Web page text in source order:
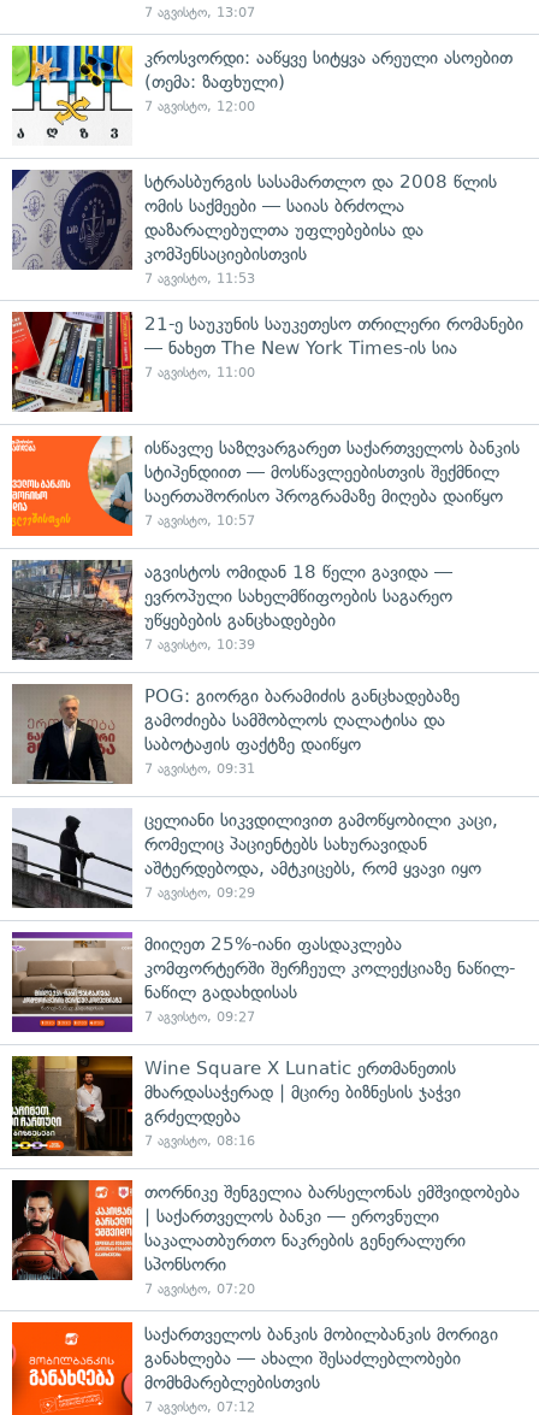
7 აგვისტო, 13:07
კროსვორდი: ააწყვე სიტყვა არეული ასოებით
(თემა: ზაფხული)
7 აგვისტო, 12:00
სტრასბურგის სასამართლო და 2008 წლის
ომის საქმეები — საიას ბრძოლა
დაზარალებულთა უფლებებისა და
კომპენსაციებისთვის
7 აგვისტო, 11:53
21-ე საუკუნის საუკეთესო თრილერი რომანები
— ნახეთ The New York Times-ის სია
7 აგვისტო, 11:00
ისწავლე საზღვარგარეთ საქართველოს ბანკის
სტიპენდიით — მოსწავლეებისთვის შექმნილ
საერთაშორისო პროგრამაზე მიღება დაიწყო
7 აგვისტო, 10:57
აგვისტოს ომიდან 18 წელი გავიდა —
ევროპული სახელმწიფოების საგარეო
უწყებების განცხადებები
7 აგვისტო, 10:39
POG: გიორგი ბარამიძის განცხადებაზე
გამოძიება სამშობლოს ღალატისა და
საბოტაჟის ფაქტზე დაიწყო
7 აგვისტო, 09:31
ცელიანი სიკვდილივით გამოწყობილი კაცი,
რომელიც პაციენტებს სახურავიდან
აშტერდებოდა, ამტკიცებს, რომ ყვავი იყო
7 აგვისტო, 09:29
მიიღეთ 25%-იანი ფასდაკლება
კომფორტერში შერჩეულ კოლექციაზე ნაწილ-
ნაწილ გადახდისას
7 აგვისტო, 09:27
Wine Square X Lunatic ერთმანეთის
მხარდასაჭერად | მცირე ბიზნესის ჯაჭვი
გრძელდება
7 აგვისტო, 08:16
თორნიკე შენგელია ბარსელონას ემშვიდობება
| საქართველოს ბანკი — ეროვნული
საკალათბურთო ნაკრების გენერალური
სპონსორი
7 აგვისტო, 07:20
საქართველოს ბანკის მობილბანკის მორიგი
განახლება — ახალი შესაძლებლობები
მომხმარებლებისთვის
7 აგვისტო, 07:12